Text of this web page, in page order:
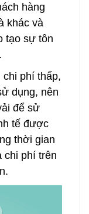
hàng
khác và
tạo sự tôn
phí thấp,
dụng, nên
để sử
tế được
thời gian
chi phí trên